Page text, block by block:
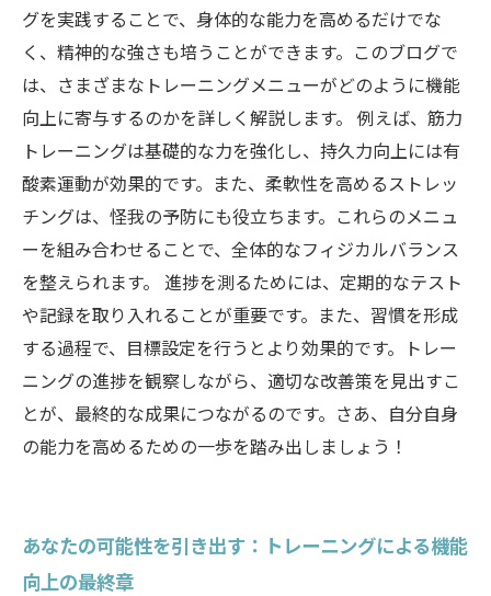
グを実践することで、身体的な能力を高めるだけでな
く、精神的な強さも培うことができます。このブログで
は、さまざまなトレーニングメニューがどのように機能
向上に寄与するのかを詳しく解説します。 例えば、筋力
トレーニングは基礎的な力を強化し、持久力向上には有
酸素運動が効果的です。また、柔軟性を高めるストレッ
チングは、怪我の予防にも役立ちます。これらのメニュ
ーを組み合わせることで、全体的なフィジカルバランス
を整えられます。 進捗を測るためには、定期的なテスト
や記録を取り入れることが重要です。また、習慣を形成
する過程で、目標設定を行うとより効果的です。トレー
ニングの進捗を観察しながら、適切な改善策を見出すこ
とが、最終的な成果につながるのです。さあ、自分自身
の能力を高めるための一歩を踏み出しましょう！
あなたの可能性を引き出す：トレーニングによる機能
向上の最終章